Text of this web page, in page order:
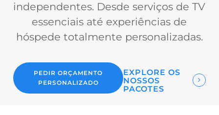
independentes. Desde serviços de TV
essenciais até experiências de
hóspede totalmente personalizadas.
PEDIR ORÇAMENTO
PERSONALIZADO
EXPLORE OS
NOSSOS
PACOTES